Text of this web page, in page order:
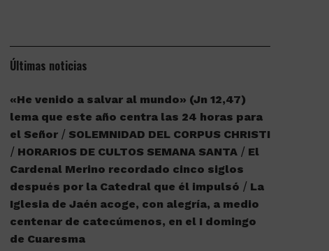
Últimas noticias
«He venido a salvar al mundo» (Jn 12,47)
lema que este año centra las 24 horas para
el Señor
SOLEMNIDAD DEL CORPUS CHRISTI
HORARIOS DE CULTOS SEMANA SANTA
El
Cardenal Merino recordado cinco siglos
después por la Catedral que él impulsó
La
Iglesia de Jaén acoge, con alegría, a medio
centenar de catecúmenos, en el I domingo
de Cuaresma